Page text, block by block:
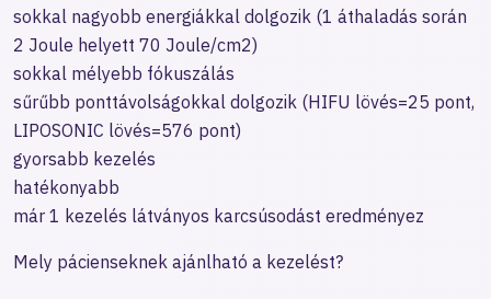
sokkal nagyobb energiákkal dolgozik (1 áthaladás során
2 Joule helyett 70 Joule/cm2)
sokkal mélyebb fókuszálás
sűrűbb ponttávolságokkal dolgozik (HIFU lövés=25 pont,
LIPOSONIC lövés=576 pont)
gyorsabb kezelés
hatékonyabb
már 1 kezelés látványos karcsúsodást eredményez
Mely pácienseknek ajánlható a kezelést?